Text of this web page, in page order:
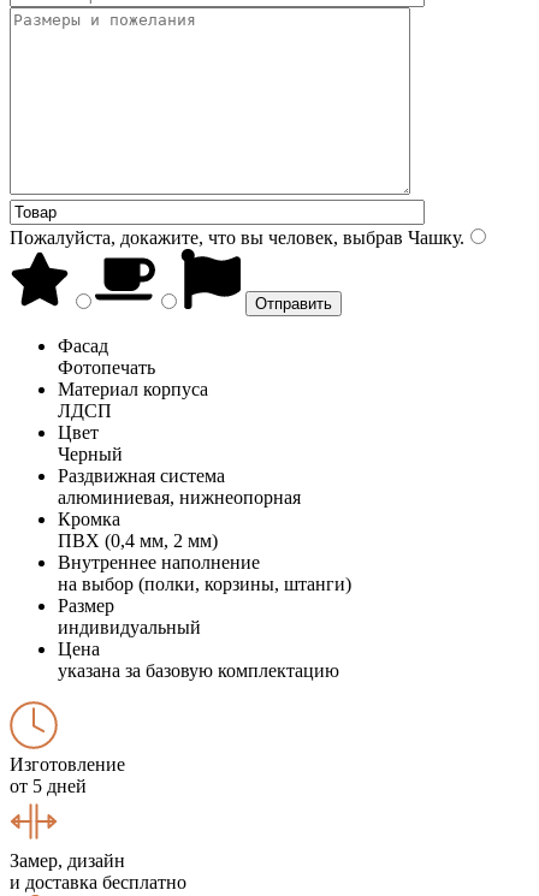
Пожалуйста, докажите, что вы человек, выбрав Чашку.
Фасад
Фотопечать
Материал корпуса
ЛДСП
Цвет
Черный
Раздвижная система
алюминиевая, нижнеопорная
Кромка
ПВХ (0,4 мм, 2 мм)
Внутреннее наполнение
на выбор (полки, корзины, штанги)
Размер
индивидуальный
Цена
указана за базовую комплектацию
Изготовление
от 5 дней
Замер, дизайн
и доставка бесплатно